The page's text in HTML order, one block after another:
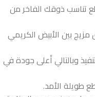
تناسب ذوقك الفاخر من
مزيج بين الأبيض الكريمي
وبالتالي أعلى جودة في
طويلة الأمد.